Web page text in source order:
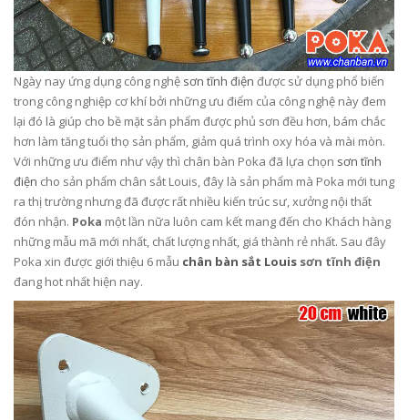
Ngày nay ứng dụng công nghệ sơn tĩnh điện được sử dụng phổ biến
trong công nghiệp cơ khí bởi những ưu điểm của công nghệ này đem
lại đó là giúp cho bề mặt sản phẩm được phủ sơn đều hơn, bám chắc
hơn làm tăng tuổi thọ sản phẩm, giảm quá trình oxy hóa và mài mòn.
Với những ưu điểm như vậy thì chân bàn Poka đã lựa chọn sơn tĩnh
điện cho sản phẩm chân sắt Louis, đây là sản phẩm mà Poka mới tung
ra thị trường nhưng đã được rất nhiều kiến trúc sư, xưởng nội thất
đón nhận. Poka một lần nữa luôn cam kết mang đến cho Khách hàng
những mẫu mã mới nhất, chất lượng nhất, giá thành rẻ nhất. Sau đây
Poka xin được giới thiệu 6 mẫu chân bàn sắt Louis sơn tĩnh điện
đang hot nhất hiện nay.